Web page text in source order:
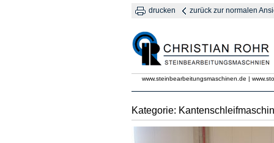
drucken zurück zur normalen
www.steinbearbeitungsmaschinen.de |
Kategorie: